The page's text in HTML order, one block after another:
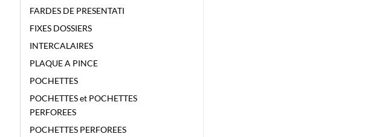
FARDES DE PRESENTATI
FIXES DOSSIERS
INTERCALAIRES
PLAQUE A PINCE
POCHETTES
POCHETTES et POCHETTES
PERFOREES
POCHETTES PERFOREES